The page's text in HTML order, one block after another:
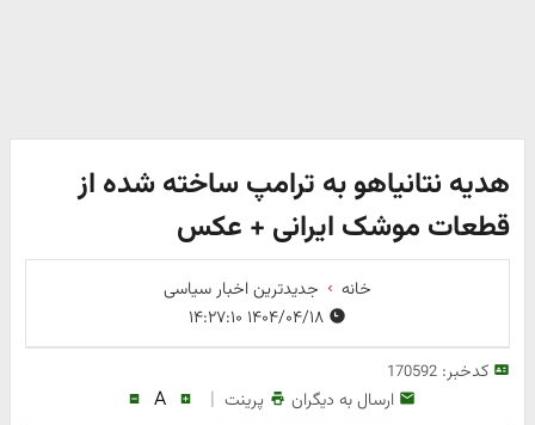
هدیه نتانیاهو به ترامپ ساخته شده از
قطعات موشک ایرانی + عکس
خانه
جدیدترین اخبار سیاسی
کدخبر:170592
ارسال به دیگران پرینت |
A